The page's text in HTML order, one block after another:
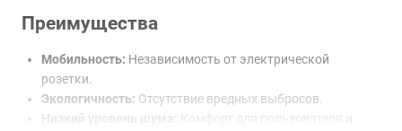
Преимущества
Мобильность: Независимость от электрической
розетки.
Экологичность: Отсутствие вредных выбросов.
Низкий уровень шума:
Комфорт для пользователя и